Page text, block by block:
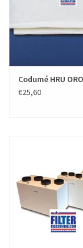
Codumé HRU
€25,60